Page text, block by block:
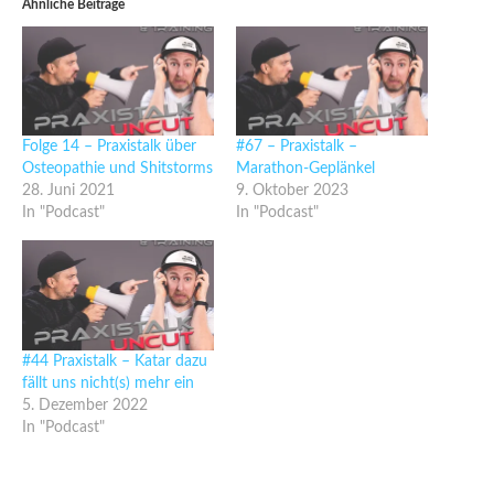
Ähnliche Beiträge
Folge 14 – Praxistalk über
Osteopathie und Shitstorms
28. Juni 2021
In "Podcast"
#67 – Praxistalk –
Marathon-Geplänkel
9. Oktober 2023
In "Podcast"
#44 Praxistalk – Katar dazu
fällt uns nicht(s) mehr ein
5. Dezember 2022
In "Podcast"